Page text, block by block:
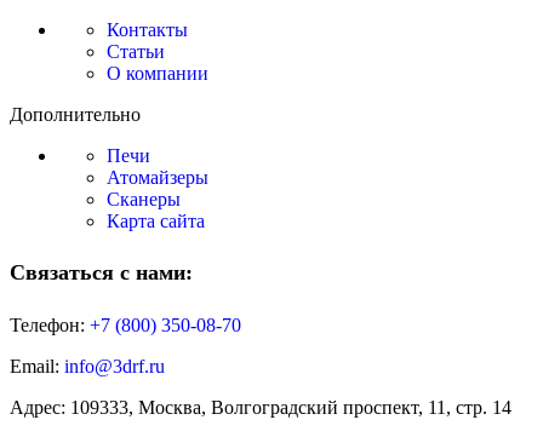
Контакты
Статьи
О компании
Дополнительно
Печи
Атомайзеры
Сканеры
Карта сайта
Связаться с нами:
Телефон: +7 (800) 350-08-70
Email: info@3drf.ru
Адрес: 109333, Москва, Волгоградский проспект, 11, стр. 14